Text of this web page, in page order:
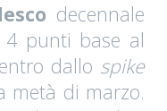
decennale
punti base al
dallo spike
metà di marzo.